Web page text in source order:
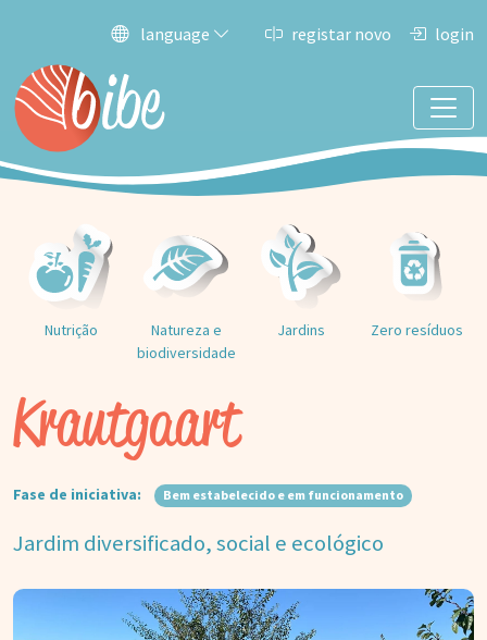
language registar novo login
Nutrição
Natureza e
biodiversidade
Jardins Zero resíduos
Krautgaart
Fase de iniciativa: Bem estabelecido e em funcionamento
Jardim diversificado, social e ecológico